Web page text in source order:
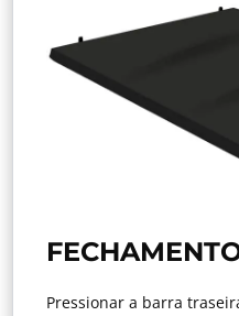
Pressionar a barra